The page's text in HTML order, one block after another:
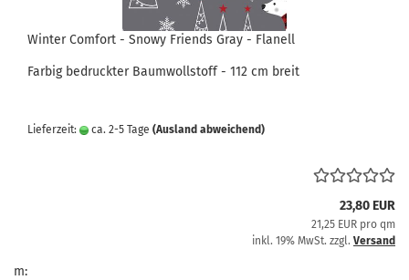
Winter Comfort - Snowy Friends Gray - Flanell
Farbig bedruckter Baumwollstoff - 112 cm breit
Lieferzeit: ca. 2-5 Tage (Ausland abweichend)
23,80 EUR
21,25 EUR pro qm
inkl. 19% MwSt. zzgl. Versand
m: